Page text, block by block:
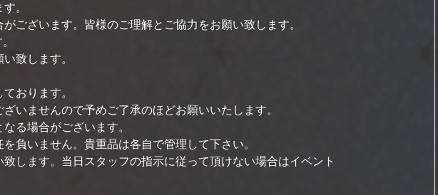
。
ございます。皆様のご理解とご協力をお願い致します。
致します。
おります。
いませんので予めご了承のほどお願いいたします。
る場合がございます。
負いません。貴重品は各自で管理して下さい。
します。当日スタッフの指示に従って頂けない場合はイベント